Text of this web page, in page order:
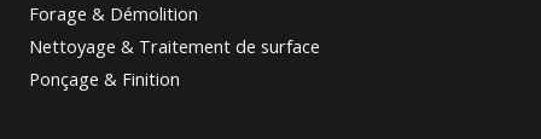
Forage & Démolition
Nettoyage & Traitement de surface
Ponçage & Finition